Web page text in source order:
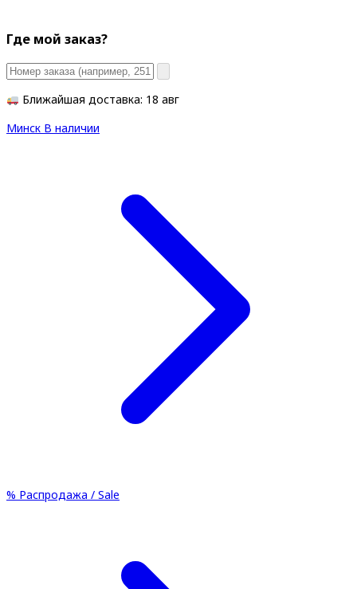
Где мой заказ?
Ближайшая доставка: 18 авг
Минск В наличии
% Распродажа / Sale